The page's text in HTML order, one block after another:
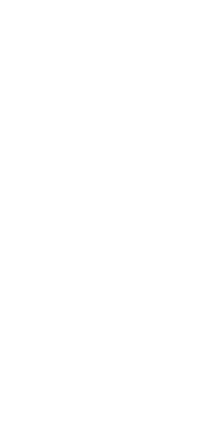
畢業典禮
畢業典禮